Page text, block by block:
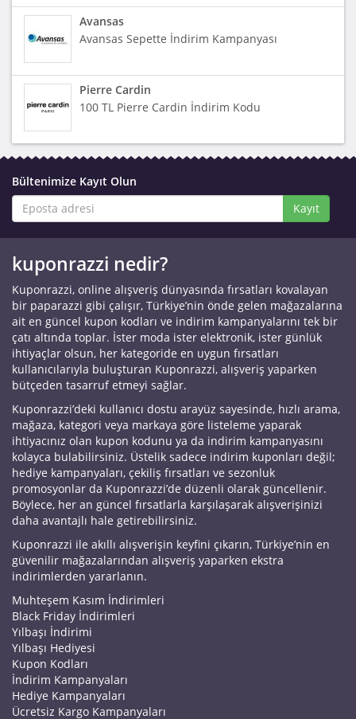
Avansas
Avansas Sepette İndirim Kampanyası
Pierre Cardin
100 TL Pierre Cardin İndirim Kodu
Bültenimize Kayıt Olun
Kayıt
kuponrazzi nedir?
Kuponrazzi, online alışveriş dünyasında fırsatları kovalayan
bir paparazzi gibi çalışır, Türkiye’nin önde gelen mağazalarına
ait en güncel kupon kodları ve indirim kampanyalarını tek bir
çatı altında toplar. İster moda ister elektronik, ister günlük
ihtiyaçlar olsun, her kategoride en uygun fırsatları
kullanıcılarıyla buluşturan Kuponrazzi, alışveriş yaparken
bütçeden tasarruf etmeyi sağlar.
Kuponrazzi’deki kullanıcı dostu arayüz sayesinde, hızlı arama,
mağaza, kategori veya markaya göre listeleme yaparak
ihtiyacınız olan kupon kodunu ya da indirim kampanyasını
kolayca bulabilirsiniz. Üstelik sadece indirim kuponları değil;
hediye kampanyaları, çekiliş fırsatları ve sezonluk
promosyonlar da Kuponrazzi’de düzenli olarak güncellenir.
Böylece, her an güncel fırsatlarla karşılaşarak alışverişinizi
daha avantajlı hale getirebilirsiniz.
Kuponrazzi ile akıllı alışverişin keyfini çıkarın, Türkiye’nin en
güvenilir mağazalarından alışveriş yaparken ekstra
indirimlerden yararlanın.
Muhteşem Kasım İndirimleri
Black Friday İndirimleri
Yılbaşı İndirimi
Yılbaşı Hediyesi
Kupon Kodları
İndirim Kampanyaları
Hediye Kampanyaları
Ücretsiz Kargo Kampanyaları